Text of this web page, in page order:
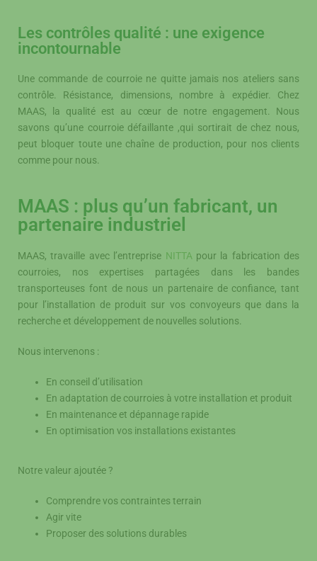
Les contrôles qualité : une exigence
incontournable
Une commande de courroie ne quitte jamais nos ateliers sans
contrôle. Résistance, dimensions, nombre à expédier. Chez
MAAS, la qualité est au cœur de notre engagement. Nous
savons qu’une courroie défaillante ,qui sortirait de chez nous,
peut bloquer toute une chaîne de production, pour nos clients
comme pour nous.
MAAS : plus qu’un fabricant, un
partenaire industriel
MAAS, travaille avec l’entreprise NITTA pour la fabrication des
courroies, nos expertises partagées dans les bandes
transporteuses font de nous un partenaire de confiance, tant
pour l’installation de produit sur vos convoyeurs que dans la
recherche et développement de nouvelles solutions.
Nous intervenons :
En conseil d’utilisation
En adaptation de courroies à votre installation et produit
En maintenance et dépannage rapide
En optimisation vos installations existantes
Notre valeur ajoutée ?
Comprendre vos contraintes terrain
Agir vite
Proposer des solutions durables